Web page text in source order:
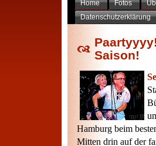
Home Fotos
Datenschutzerklärung
Saison!
Hamburg beim
Mitten drin auf der